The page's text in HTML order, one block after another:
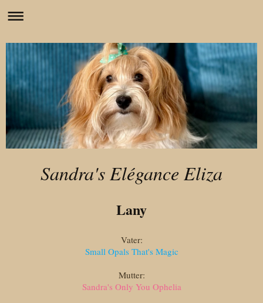
Sandra's Elégance Eliza
Lany
Vater:
Small Opals That's Magic
Mutter:
Sandra's Only You Ophelia